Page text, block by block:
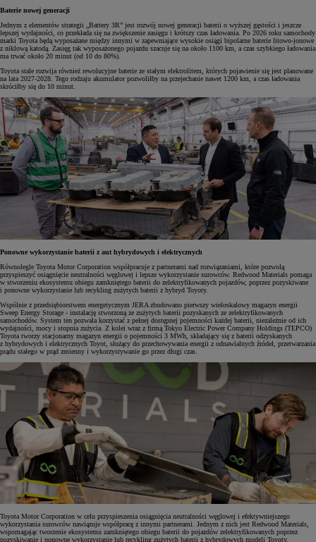
Baterie nowej generacji
Jednym z elementów strategii „Battery 3R” jest rozwój nowej generacji baterii o wyższej gęstości i jeszcze
lepszej wydajności, co przekłada się na zwiększenie zasięgu i krótszy czas ładowania. Po 2026 roku samochody
marki Toyota będą wyposażane między innymi w zapewniające wysokie osiągi bipolarne baterie litowo-jonowe
z niklową katodą. Zasięg tak wyposażonego pojazdu szacuje się na około 1100 km, a czas szybkiego ładowania
ma trwać około 20 minut (od 10 do 80%).
Toyota stale rozwija również rewolucyjne baterie ze stałym elektrolitem, których pojawienie się jest planowane
na lata 2027-2028. Tego rodzaju akumulator pozwoliłby na przejechanie nawet 1200 km, a czas ładowania
skróciłby się do 10 minut.
Ponowne wykorzystanie baterii z aut hybrydowych i elektrycznych
Równolegle Toyota Motor Corporation współpracuje z partnerami nad rozwiązaniami, które pozwolą
przyspieszyć osiągnięcie neutralności węglowej i lepsze wykorzystanie surowców. Redwood Materials pomaga
w stworzeniu ekosystemu obiegu zamkniętego baterii do zelektryfikowanych pojazdów, poprzez pozyskiwane
i ponowne wykorzystanie lub recykling zużytych baterii z hybryd Toyoty.
Wspólnie z przedsiębiorstwem energetycznym JERA zbudowano pierwszy wieloskalowy magazyn energii
Sweep Energy Storage - instalację stworzoną ze zużytych baterii pozyskanych ze zelektryfikowanych
samochodów. System ten pozwala korzystać z pełnej dostępnej pojemności każdej baterii, niezależnie od ich
wydajności, mocy i stopnia zużycia. Z kolei wraz z firmą Tokyo Electric Power Company Holdings (TEPCO)
Toyota tworzy stacjonarny magazyn energii o pojemności 3 MWh, składający się z baterii odzyskanych
z hybrydowych i elektrycznych Toyot, służący do przechowywania energii z odnawialnych źródeł, przetwarzania
prądu stałego w prąd zmienny i wykorzystywanie go przez długi czas.
Toyota Motor Corporation w celu przyspieszenia osiągnięcia neutralności węglowej i efektywniejszego
wykorzystania surowców nawiązuje współpracę z innymi partnerami. Jednym z nich jest Redwood Materials,
wspomagając tworzenie ekosystemu zamkniętego obiegu baterii do pojazdów zelektryfikowanych poprzez
pozyskiwanie i ponowne wykorzystanie lub recykling zużytych baterii z hybrydowych modeli Toyoty.